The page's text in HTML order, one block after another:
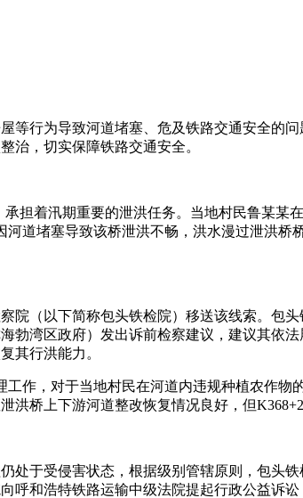
等行为导致河道堵塞、危及铁路交通安全的
治，切实保障铁路交通安全。
担着汛期重要的泄洪任务。当地村民鲁某某
道堵塞导致该桥泄洪不畅，洪水漫过泄洪
（以下简称包头铁检院）移送该线索。包
勃湾区政府）发出诉前检察建议，建议其依
其行洪能力。
作，对于当地村民在河道内违规种植农作
桥上下游河道整改恢复情况良好，但
处于受侵害状态，根据级别管辖原则，包头
呼和浩特铁路运输中级法院提起行政公益诉